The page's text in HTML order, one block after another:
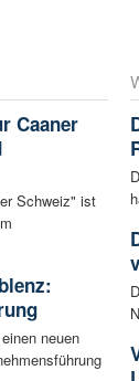
Caaner
Schweiz" ist
neuen